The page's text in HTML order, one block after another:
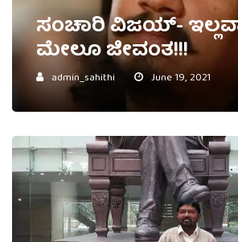
ಸಂಚಾರಿ ವಿಜಯ್-
ಮೇಲೂ ಜೀವಂತ!!!
admin_sahithi June 19, 2021